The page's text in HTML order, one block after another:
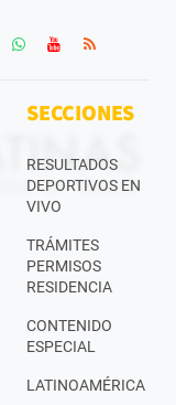
SECCIONES
RESULTADOS
DEPORTIVOS EN
VIVO
TRÁMITES
PERMISOS
RESIDENCIA
CONTENIDO
ESPECIAL
LATINOAMÉRICA